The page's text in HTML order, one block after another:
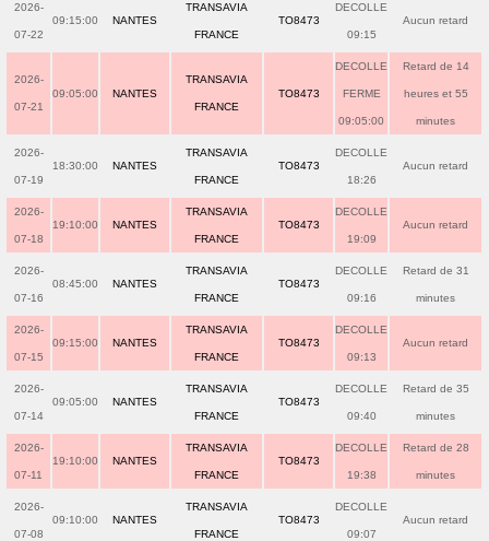
2026-
07-22
09:15:00 NANTES
TRANSAVIA
FRANCE
TO8473
DECOLLE
09:15
Aucun retard
2026-
07-21
09:05:00 NANTES
TRANSAVIA
FRANCE
TO8473
DECOLLE
FERME
09:05:00
Retard de 14
heures et 55
minutes
2026-
07-19
18:30:00 NANTES
TRANSAVIA
FRANCE
TO8473
DECOLLE
18:26
Aucun retard
2026-
07-18
19:10:00 NANTES
TRANSAVIA
FRANCE
TO8473
DECOLLE
19:09
Aucun retard
2026-
07-16
08:45:00 NANTES
TRANSAVIA
FRANCE
TO8473
DECOLLE
09:16
Retard de 31
minutes
2026-
07-15
09:15:00 NANTES
TRANSAVIA
FRANCE
TO8473
DECOLLE
09:13
Aucun retard
2026-
07-14
09:05:00 NANTES
TRANSAVIA
FRANCE
TO8473
DECOLLE
09:40
Retard de 35
minutes
2026-
07-11
19:10:00 NANTES
TRANSAVIA
FRANCE
TO8473
DECOLLE
19:38
Retard de 28
minutes
2026-
07-08
09:10:00 NANTES
TRANSAVIA
FRANCE
TO8473
DECOLLE
09:07
Aucun retard